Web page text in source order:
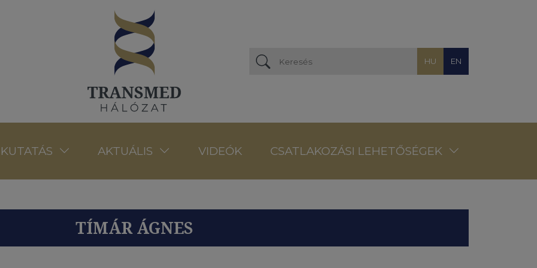
HU EN
KUTATÁS AKTUÁLIS VIDEÓK CSATLAKOZÁSI LEHETŐSÉGEK
TÍMÁR ÁGNES